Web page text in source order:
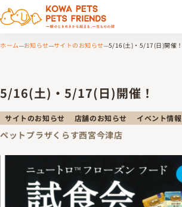
ホーム お知らせ サイトのお知らせ 5/16(土)・5/17(日)開催！
5/16(土)・5/17(日)開催！
サイトのお知らせ 店舗のお知らせ イベント情報
ペットプラザくらす西宮今津店